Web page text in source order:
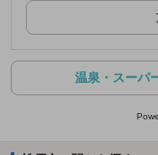
温泉・スーパ